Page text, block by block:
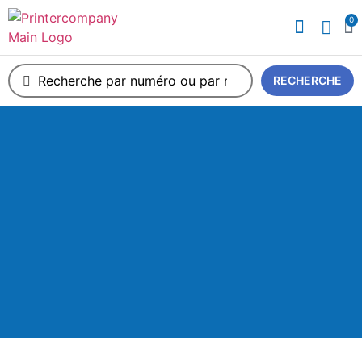
0
RECHERCHE